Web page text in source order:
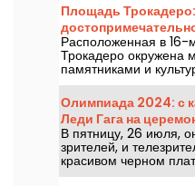
Площадь
Эйфелеву башню
Расположенная в 16-
Трокадеро окружена
памятниками и
привлекает как
парижан благодаря
Эйфелеву башню.
Олимпиада 2024: с
Леди Гага на
В пятницу, 26 июля,
зрителей, и
красивом черном
розовыми